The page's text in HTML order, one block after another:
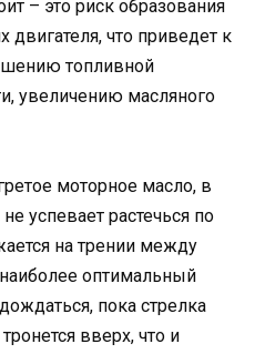
– это риск образования
двигателя, что приведет к
топливной
увеличению масляного
моторное масло, в
успевает растечься по
на трении между
оптимальный
пока стрелка
вверх, что и